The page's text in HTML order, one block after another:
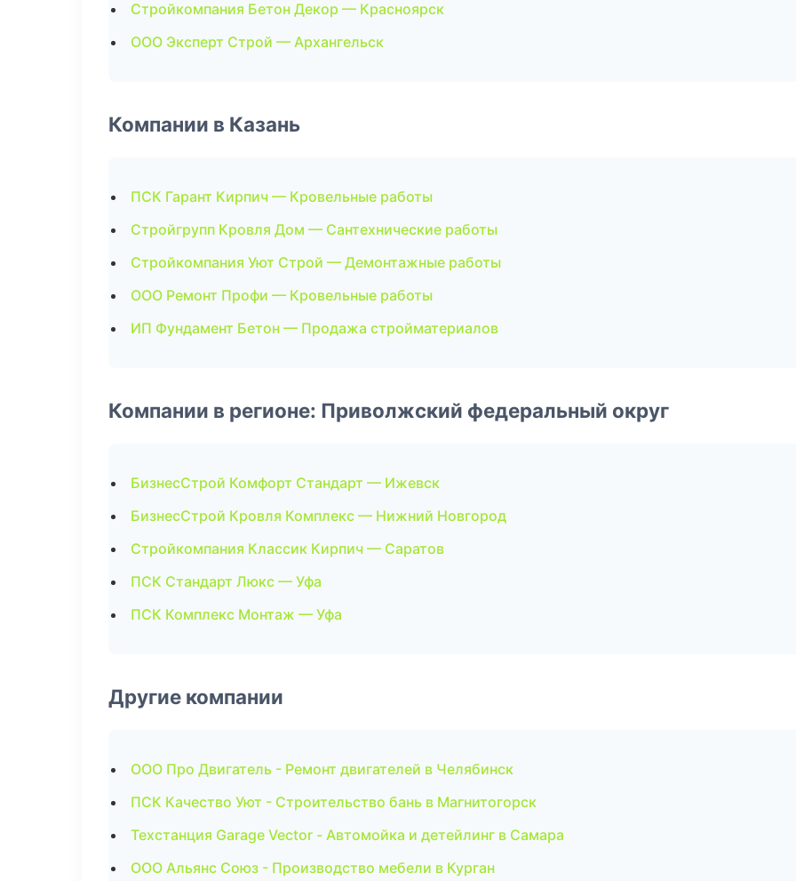
Стройкомпания Бетон Декор — Красноярск
ООО Эксперт Строй — Архангельск
Компании в Казань
ПСК Гарант Кирпич — Кровельные работы
Стройгрупп Кровля Дом — Сантехнические работы
Стройкомпания Уют Строй — Демонтажные работы
ООО Ремонт Профи — Кровельные работы
ИП Фундамент Бетон — Продажа стройматериалов
Компании в регионе: Приволжский федеральный округ
БизнесСтрой Комфорт Стандарт — Ижевск
БизнесСтрой Кровля Комплекс — Нижний Новгород
Стройкомпания Классик Кирпич — Саратов
ПСК Стандарт Люкс — Уфа
ПСК Комплекс Монтаж — Уфа
Другие компании
ООО Про Двигатель - Ремонт двигателей в Челябинск
ПСК Качество Уют - Строительство бань в Магнитогорск
Техстанция Garage Vector - Автомойка и детейлинг в Самара
ООО Альянс Союз - Производство мебели в Курган